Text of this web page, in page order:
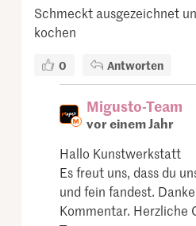
Schmeckt ausgezeichnet
kochen
0 Antworten
Migusto-Team
vor einem Jahr
Hallo Kunstwerkstatt
Es freut uns, dass du
und fein fandest.
Kommentar. Herzliche